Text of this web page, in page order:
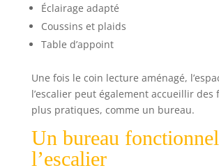
Éclairage adapté
Coussins et plaids
Table d’appoint
Une fois le coin lecture aménagé,
l’escalier peut également accueillir des
plus pratiques, comme un bureau.
Un bureau
l’escalier